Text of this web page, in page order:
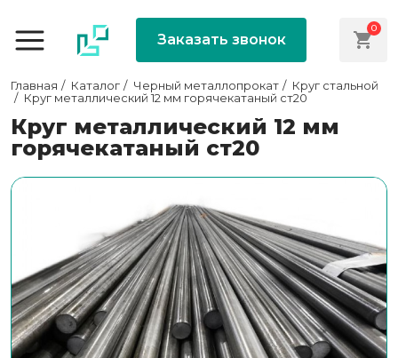
Заказать звонок
0
Главная Каталог Черный металлопрокат
Круг стальной
Круг металлический 12 мм горячекатаный ст20
Круг металлический 12 мм
горячекатаный ст20